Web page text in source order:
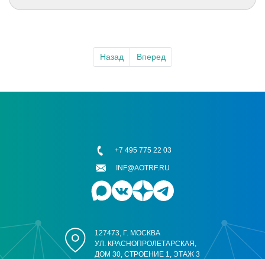
Назад Вперед
127473, Г. МОСКВА
УЛ. КРАСНОПРОЛЕТАРСКАЯ,
ДОМ 30, СТРОЕНИЕ 1, ЭТАЖ 3
+7 495 775 22 03
INF@AOTRF.RU